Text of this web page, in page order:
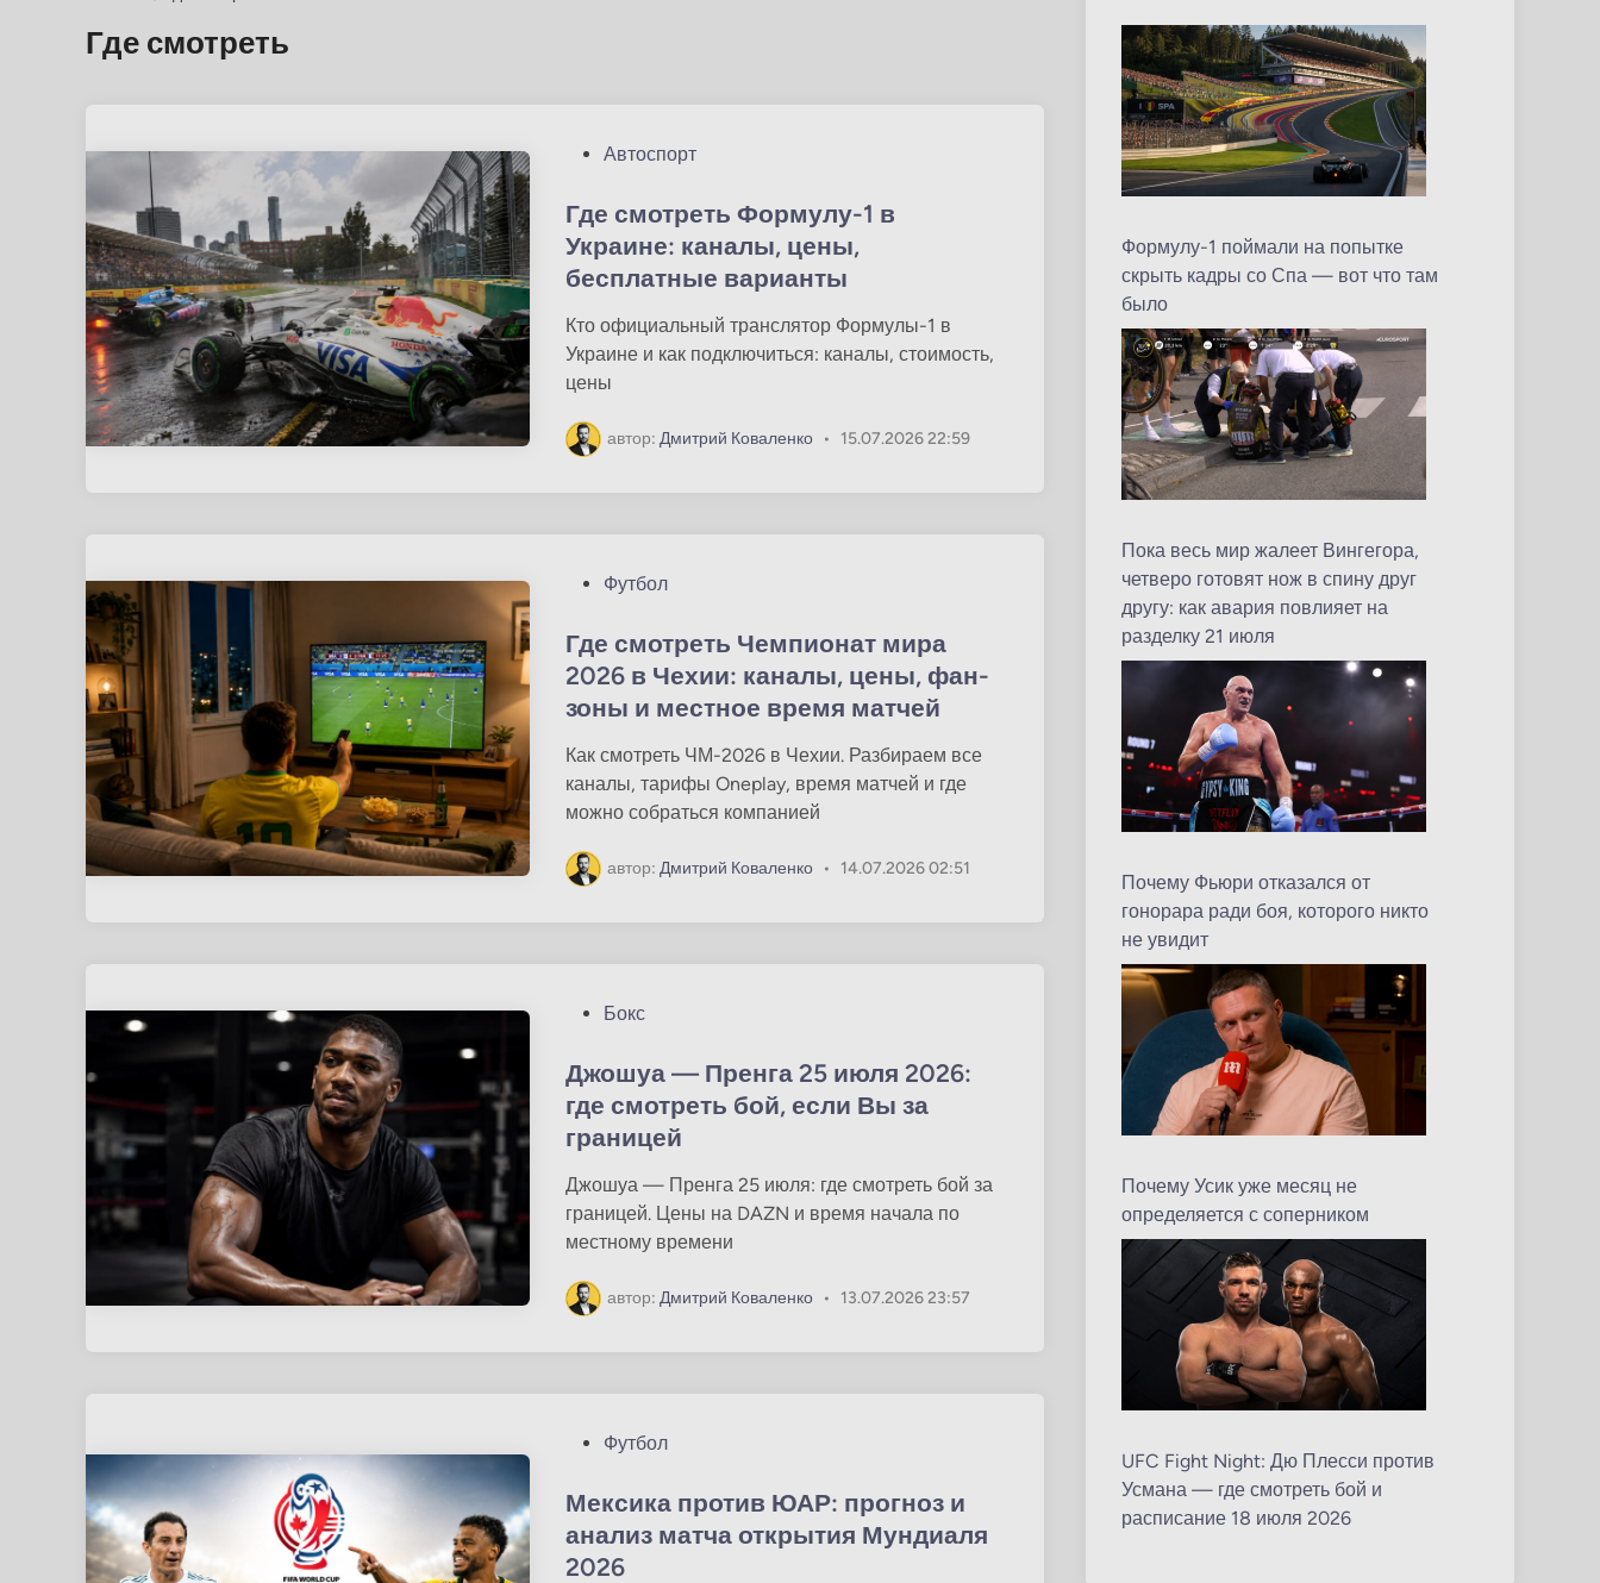
Где смотреть
у
б
л
к
о
в
н
Автоспорт
Где смотреть Формулу-1 в
Украине: каналы, цены,
бесплатные варианты
Кто официальный транслятор Формулы-1 в
Украине и как подключиться: каналы, стоимость,
цены
автор: Дмитрий Коваленко • 15.07.2026 22:59
у
б
к
о
в
н
Футбол
Где смотреть Чемпионат мира
2026 в Чехии: каналы, цены, фан-
зоны и местное время матчей
Как смотреть ЧМ-2026 в Чехии. Разбираем все
каналы, тарифы Oneplay, время матчей и где
можно собраться компанией
автор: Дмитрий Коваленко • 14.07.2026 02:51
у
б
к
о
в
н
Бокс
Джошуа — Пренга 25 июля 2026:
где смотреть бой, если Вы за
границей
Джошуа — Пренга 25 июля: где смотреть бой за
границей. Цены на DAZN и время начала по
местному времени
автор: Дмитрий Коваленко • 13.07.2026 23:57
у
б
л
Футбол
Мексика против ЮАР: прогноз и
анализ матча открытия Мундиаля
2026
Формулу-1 поймали на попытке
скрыть кадры со Спа — вот что там
было
Пока весь мир жалеет Вингегора,
четверо готовят нож в спину друг
другу: как авария повлияет на
разделку 21 июля
Почему Фьюри отказался от
гонорара ради боя, которого никто
не увидит
Почему Усик уже месяц не
определяется с соперником
UFC Fight Night: Дю Плесси против
Усмана — где смотреть бой и
расписание 18 июля 2026